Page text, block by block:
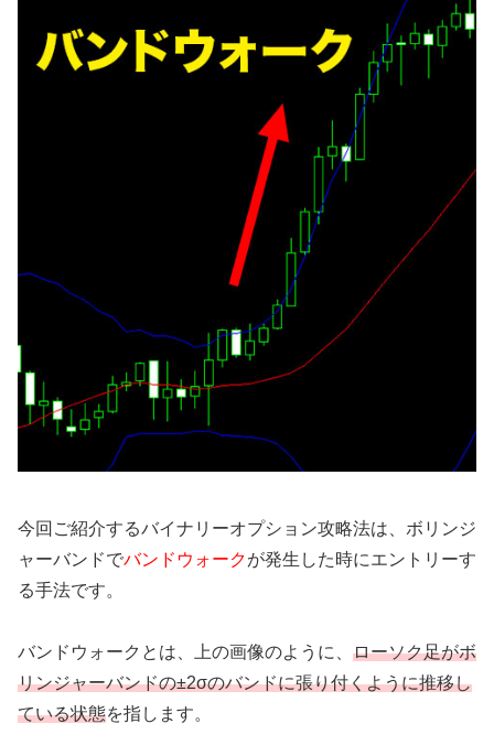
今回ご紹介するバイナリーオプション攻略法は、ボリンジ
ャーバンドでバンドウォークが発生した時にエントリーす
る手法です。
バンドウォークとは、上の画像のように、 ローソク足がボ
リンジャーバンドの±2σのバンドに張り付くように推移し
ている状態を指します。